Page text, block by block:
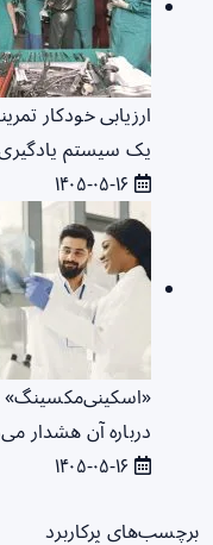
ارزیابی خودکار
یک سیستم یادگیری
درباره آن هشدار
برچسب‌های پرکاربرد